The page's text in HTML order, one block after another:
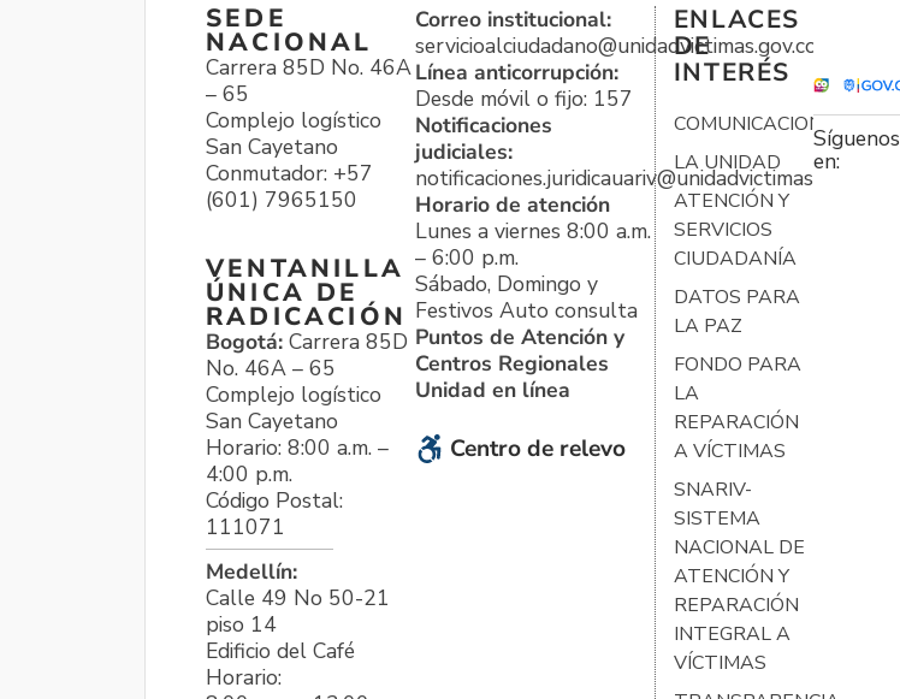
SEDE
NACIONAL
Carrera 85D No. 46A
– 65
Complejo logístico
San Cayetano
Conmutador: +57
(601) 7965150
VENTANILLA
ÚNICA DE
RADICACIÓN
Bogotá: Carrera 85D
No. 46A – 65
Complejo logístico
San Cayetano
Horario: 8:00 a.m. –
4:00 p.m.
Código Postal:
111071
Medellín:
Calle 49 No 50-21
piso 14
Edificio del Café
Horario:
Correo institucional:
servicioalciudadano@unidadvictimas.gov.co
Línea anticorrupción:
Desde móvil o fijo: 157
Notificaciones
judiciales:
notificaciones.juridicauariv@unidadvictimas.gov.co
Horario de atención
Lunes a viernes 8:00 a.m.
– 6:00 p.m.
Sábado, Domingo y
Festivos Auto consulta
Puntos de Atención y
Centros Regionales
Unidad en línea
Centro de relevo
ENLACES
DE
INTERÉS
COMUNICACIONES
LA UNIDAD
ATENCIÓN Y
SERVICIOS
CIUDADANÍA
DATOS PARA
LA PAZ
FONDO PARA
LA
REPARACIÓN
A VÍCTIMAS
SNARIV-
SISTEMA
NACIONAL DE
ATENCIÓN Y
REPARACIÓN
INTEGRAL A
VÍCTIMAS
Síguenos
en: